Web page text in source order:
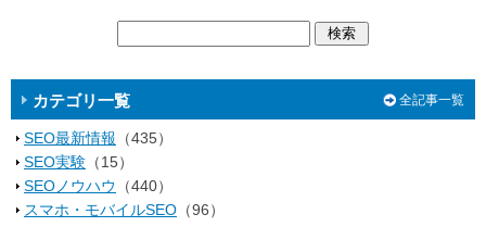
カテゴリ一覧 全記事一覧
SEO最新情報 （435）
SEO実験 （15）
SEOノウハウ
（440）
スマホ・モバイルSEO （96）